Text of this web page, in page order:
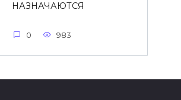
НАЗНАЧАЮТСЯ
0 983